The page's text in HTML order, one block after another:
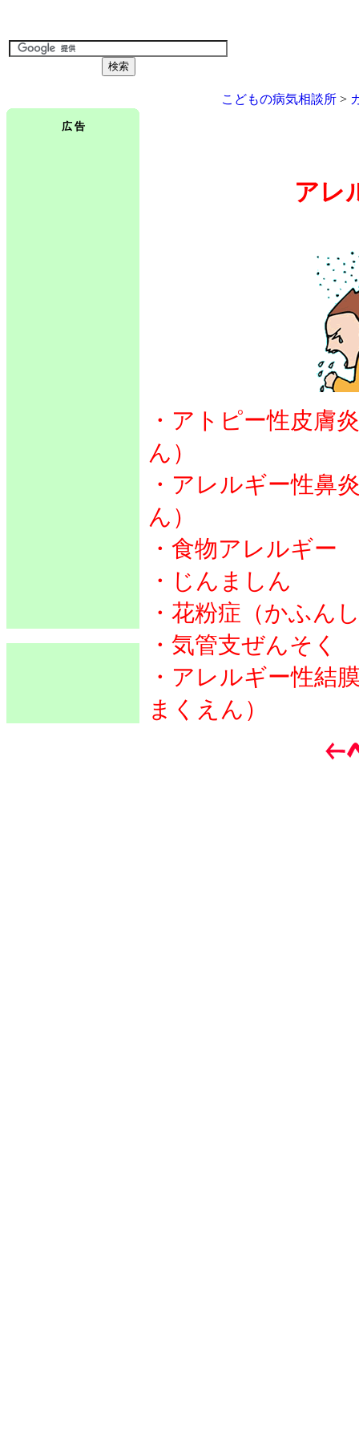
こどもの病気相談所>
広 告
アレ
・アトピー性皮膚
ん）
・アレルギー性鼻
ん）
・食物アレルギー
・じんましん
・花粉症（かふん
・気管支ぜんそく
・アレルギー性結
まくえん）